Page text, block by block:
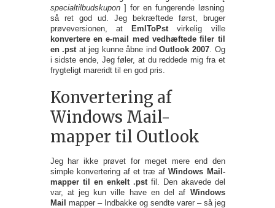
specialtilbudskupon ] for en fungerende løsning
så ret god ud. Jeg bekræftede først, bruger
prøveversionen, at
EmlToPstvirkelig ville
konvertere en e-mail med vedhæftede filer til
en .pstat jeg kunne åbne indOutlook 2007. Og
i sidste ende, Jeg føler, at du reddede mig fra et
frygteligt mareridt til en god pris.
Konvertering af
Windows Mail-
mapper til Outlook
Jeg har ikke prøvet for meget mere end den
simple konvertering af et træ afWindows Mail-
mapper til en enkelt .pstfil. Den akavede del
var, at jeg kun ville have en del af Windows
Mail mapper – Indbakke og sendte varer – så jeg